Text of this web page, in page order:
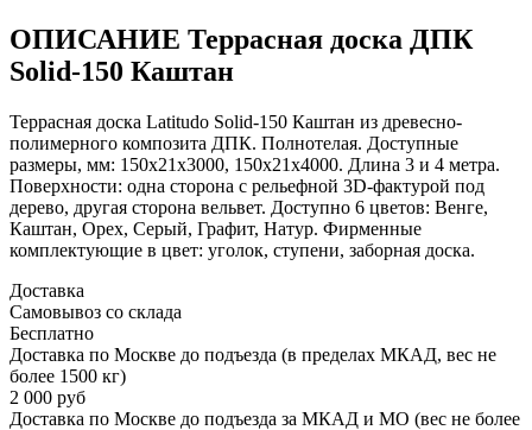
ОПИСАНИЕ Террасная доска ДПК
Solid-150 Каштан
Террасная доска Latitudo Solid-150 Каштан из древесно-
полимерного композита ДПК. Полнотелая. Доступные
размеры, мм: 150х21х3000, 150х21х4000. Длина 3 и 4 метра.
Поверхности: одна сторона с рельефной 3D-фактурой под
дерево, другая сторона вельвет. Доступно 6 цветов: Венге,
Каштан, Орех, Серый, Графит, Натур. Фирменные
комплектующие в цвет: уголок, ступени, заборная доска.
Доставка
Самовывоз со склада
Бесплатно
Доставка по Москве до подъезда (в пределах МКАД, вес не
более 1500 кг)
2 000 руб
Доставка по Москве до подъезда за МКАД и МО (вес не более